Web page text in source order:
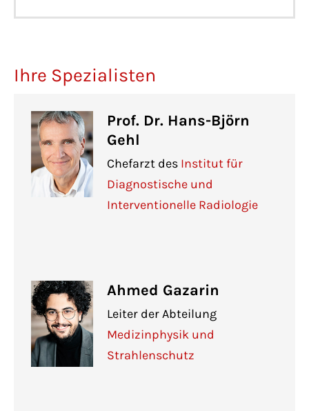
Ihre Spezialisten
Prof. Dr. Hans-Björn
Gehl
Chefarzt des Institut für
Diagnostische und
Interventionelle Radiologie
Ahmed Gazarin
Leiter der Abteilung
Medizinphysik und
Strahlenschutz